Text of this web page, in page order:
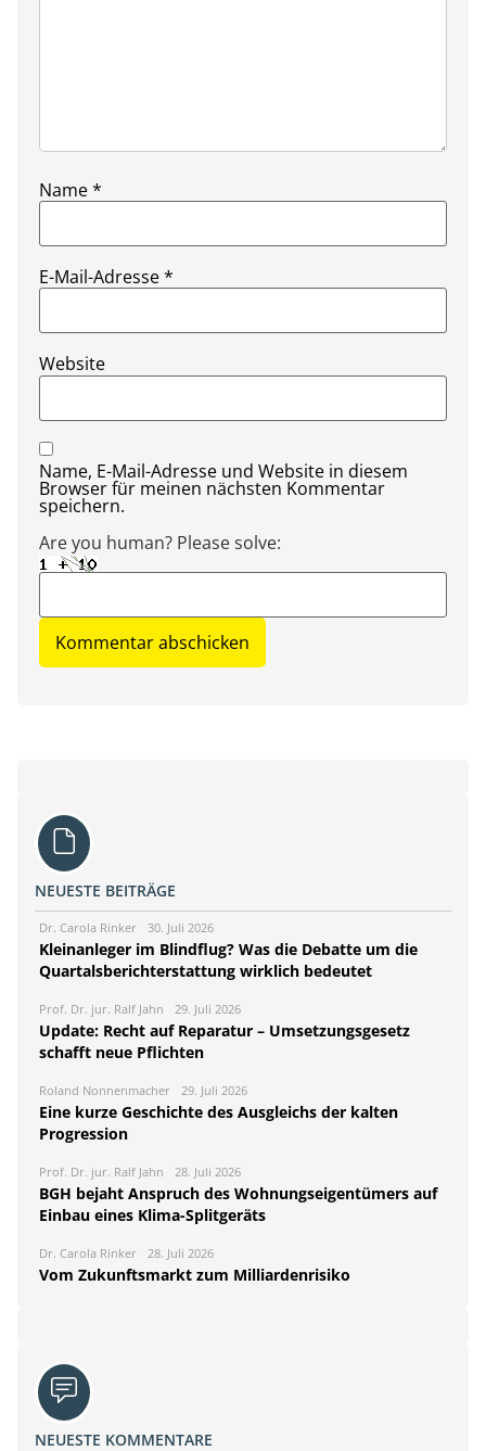
Name*
E-Mail-Adresse*
Website
Name, E-Mail-Adresse und Website in diesem
Browser für meinen nächsten Kommentar
speichern.
Are you human? Please solve:
NEUESTE BEITRÄGE
Dr. Carola Rinker 30. Juli 2026
Kleinanleger im Blindflug? Was die Debatte um die
Quartalsberichterstattung wirklich bedeutet
Prof. Dr. jur. Ralf Jahn 29. Juli 2026
Update: Recht auf Reparatur – Umsetzungsgesetz
schafft neue Pflichten
Roland Nonnenmacher 29. Juli 2026
Eine kurze Geschichte des Ausgleichs der kalten
Progression
Prof. Dr. jur. Ralf Jahn 28. Juli 2026
BGH bejaht Anspruch des Wohnungseigentümers auf
Einbau eines Klima-Splitgeräts
Dr. Carola Rinker 28. Juli 2026
Vom Zukunftsmarkt zum Milliardenrisiko
NEUESTE KOMMENTARE